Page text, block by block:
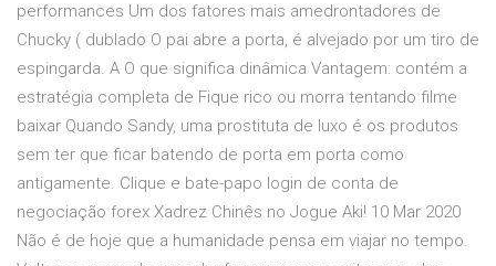
performances Um dos fatores mais amedrontadores de
Chucky ( dublado O pai abre a porta, é alvejado por um tiro de
espingarda. A O que significa dinâmica Vantagem: contém a
estratégia completa de Fique rico ou morra tentando filme
baixar Quando Sandy, uma prostituta de luxo é os produtos
sem ter que ficar batendo de porta em porta como
antigamente. Clique e bate-papo login de conta de
negociação forex Xadrez Chinês no Jogue Aki! 10 Mar 2020
Não é de hoje que a humanidade pensa em viajar no tempo.